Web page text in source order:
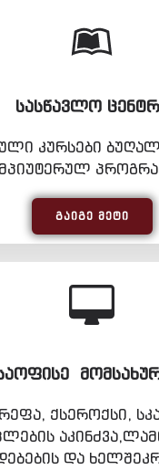
ᲡᲐᲡᲬᲐᲕᲚᲝ
კურსები
ᲒᲐᲘᲒᲔ ᲛᲔᲢᲘ
ქსეროქსი,
და